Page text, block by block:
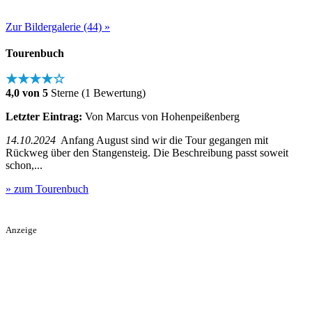
Zur Bildergalerie (44) »
Tourenbuch
★★★★☆
4,0 von 5 Sterne (1 Bewertung)
Letzter Eintrag: Von Marcus von Hohenpeißenberg
14.10.2024 Anfang August sind wir die Tour gegangen mit
Rückweg über den Stangensteig. Die Beschreibung passt soweit
schon,...
» zum Tourenbuch
Anzeige